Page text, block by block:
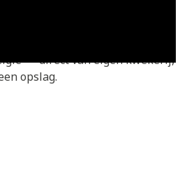
— direct van eigen kwekerij,
opslag.